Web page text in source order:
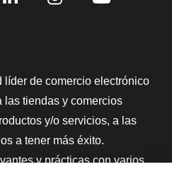
de comercio electrónico
las tiendas y comercios
y/o servicios, a las
a tener más éxito.
y prácticas con varios
Reviews, herramientas y